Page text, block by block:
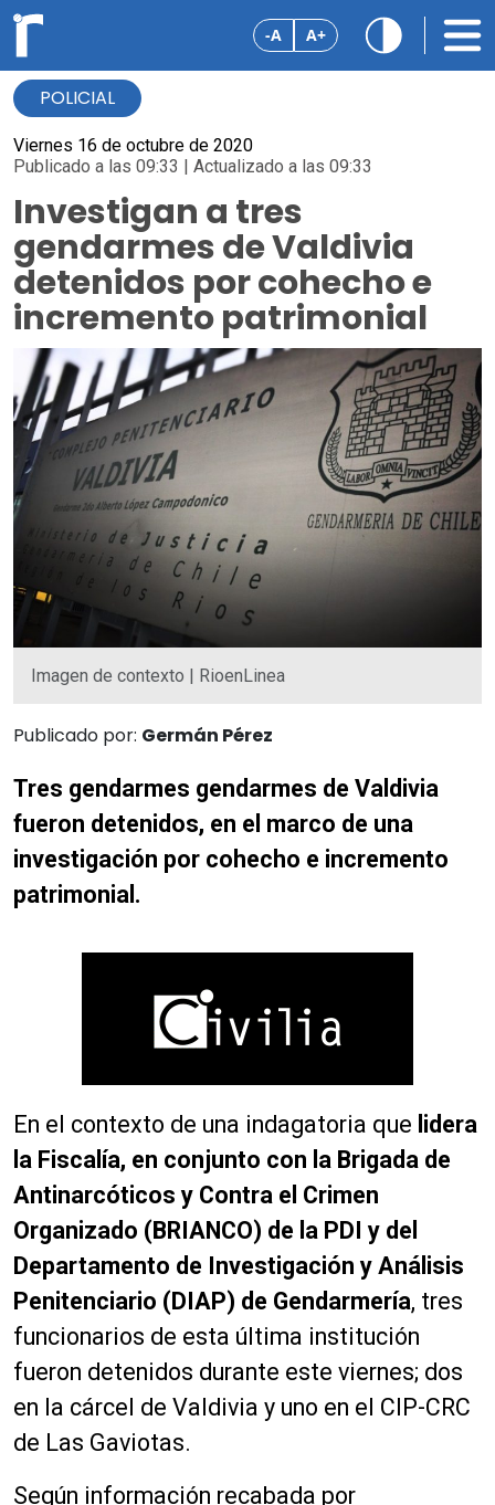
-A A+
POLICIAL
Viernes 16 de octubre de 2020
Publicado a las 09:33 | Actualizado a las 09:33
Investigan a tres
gendarmes de Valdivia
detenidos por cohecho e
incremento patrimonial
Imagen de contexto | RioenLinea
Publicado por: Germán Pérez
Tres gendarmes gendarmes de Valdivia
fueron detenidos, en el marco de una
investigación por cohecho e incremento
patrimonial.
En el contexto de una indagatoria que lidera
la Fiscalía, en conjunto con la Brigada de
Antinarcóticos y Contra el Crimen
Organizado (BRIANCO) de la PDI y del
Departamento de Investigación y Análisis
Penitenciario (DIAP) de Gendarmería, tres
funcionarios de esta última institución
fueron detenidos durante este viernes; dos
en la cárcel de Valdivia y uno en el CIP-CRC
de Las Gaviotas.
Según información recabada por